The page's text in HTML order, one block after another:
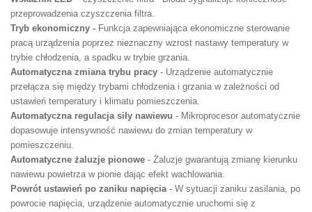
przeprowadzenia czyszczenia filtra.
Tryb ekonomiczny - Funkcja zapewniająca ekonomiczne sterowanie
pracą urządzenia poprzez nieznaczny wzrost nastawy temperatury w
trybie chłodzenia, a spadku w trybie grzania.
Automatyczna zmiana trybu pracy - Urządzenie automatycznie
przełącza się między trybami chłodzenia i grzania w zależności od
ustawień temperatury i klimatu pomieszczenia.
Automatyczna regulacja siły nawiewu - Mikroprocesor automatycznie
dopasowuje intensywność nawiewu do zmian temperatury w
pomieszczeniu.
Automatyczne żaluzje pionowe - Żaluzje gwarantują zmianę kierunku
nawiewu powietrza w pionie dając efekt wachlowania.
Powrót ustawień po zaniku napięcia- W sytuacji zaniku zasilania, po
powrocie napięcia, urządzenie automatycznie uruchomi się z